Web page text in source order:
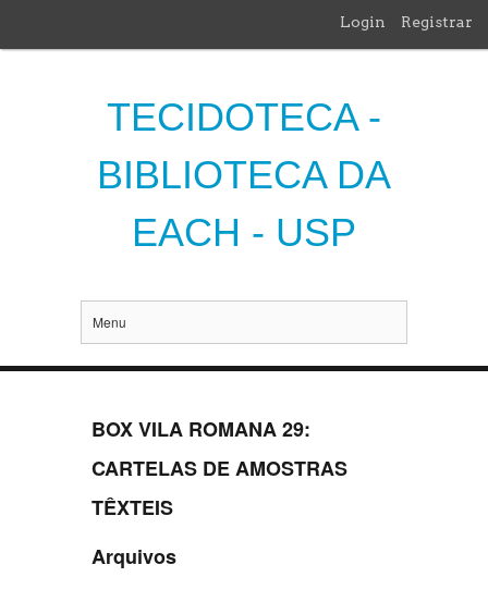
Login Registrar
TECIDOTECA -
BIBLIOTECA DA
EACH - USP
Menu
BOX VILA ROMANA 29:
CARTELAS DE AMOSTRAS
TÊXTEIS
Arquivos